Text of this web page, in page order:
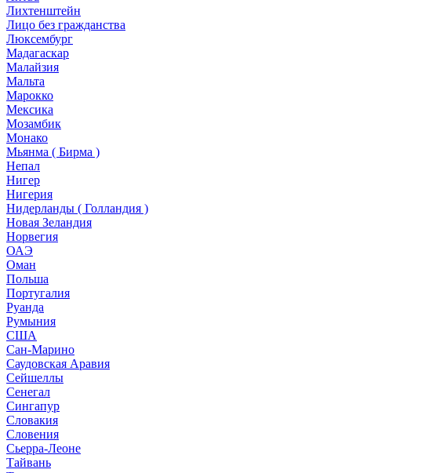
Лихтенштейн
Лицо без гражданства
Люксембург
Мадагаскар
Малайзия
Мальта
Марокко
Мексика
Мозамбик
Монако
Мьянма ( Бирма )
Непал
Нигер
Нигерия
Нидерланды ( Голландия )
Новая Зеландия
Норвегия
ОАЭ
Оман
Польша
Португалия
Руанда
Румыния
США
Сан-Марино
Саудовская Аравия
Сейшеллы
Сенегал
Сингапур
Словакия
Словения
Сьерра-Леоне
Тайвань